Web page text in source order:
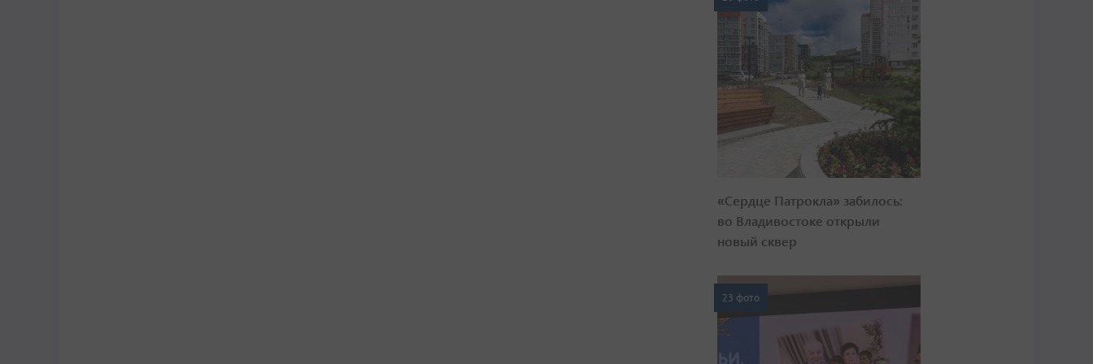
«Сердце Патрокла» забилось:
во Владивостоке открыли
новый сквер
23 фото